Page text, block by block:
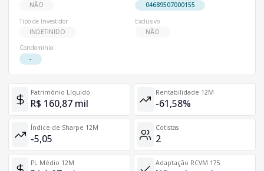
NÃO
04689507000155
Tipo de Investidor
INDEFINIDO
Exclusivo
NÃO
Condomínio
-
Patrimônio Líquido
R$ 160,87 mil
Rentabilidade 12M
-61,58%
Índice de Sharpe 12M
-5,05
Cotistas
2
PL Médio 12M Adaptação RCVM 175